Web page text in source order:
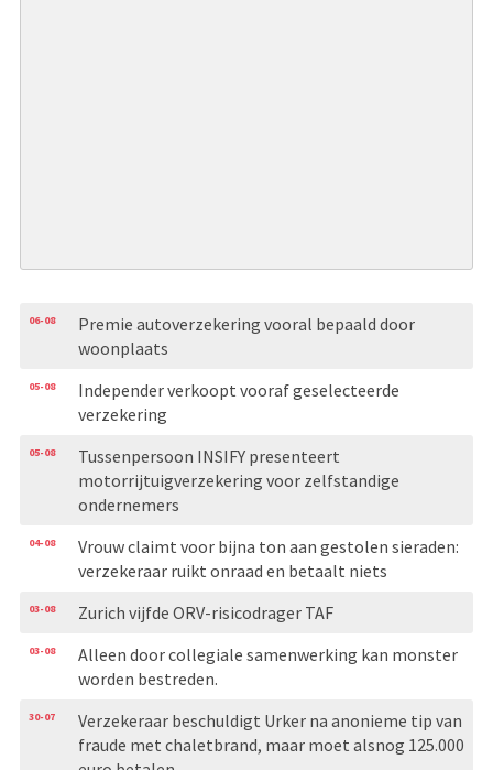
06-08
Premie autoverzekering vooral bepaald door
woonplaats
05-08
Independer verkoopt vooraf geselecteerde
verzekering
05-08
Tussenpersoon INSIFY presenteert
motorrijtuigverzekering voor zelfstandige
ondernemers
04-08
Vrouw claimt voor bijna ton aan gestolen sieraden:
verzekeraar ruikt onraad en betaalt niets
03-08 Zurich vijfde ORV-risicodrager TAF
03-08
Alleen door collegiale samenwerking kan monster
worden bestreden.
30-07
Verzekeraar beschuldigt Urker na anonieme tip van
fraude met chaletbrand, maar moet alsnog 125.000